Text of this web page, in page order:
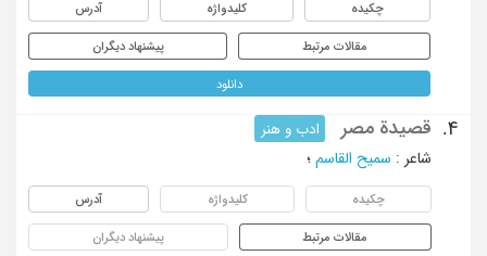
چکیده کلیدواژه آدرس
مقالات مرتبط پیشنهاد دیگران
دانلود
4. قصیدة مصر
ادب و هنر
شاعر : سمیح القاسم ؛
چکیده کلیدواژه آدرس
مقالات مرتبط پیشنهاد دیگران